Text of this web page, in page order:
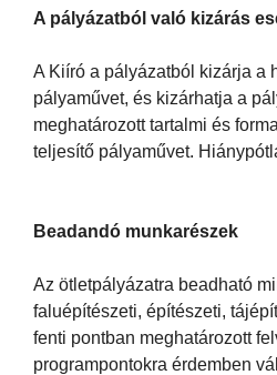
A pályázatból való kizárás
A Kiíró a pályázatból kizárja a
pályaművet, és kizárhatja a
meghatározott tartalmi és
teljesítő pályaművet.
Beadandó munkarészek
Az ötletpályázatra beadható
faluépítészeti, építészeti,
fenti pontban meghatározott
programpontokra érdemben